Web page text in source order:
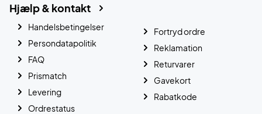
Hjælp & kontakt
Handelsbetingelser
Persondatapolitik
FAQ
Prismatch
Levering
Ordrestatus
Fortryd ordre
Reklamation
Returvarer
Gavekort
Rabatkode